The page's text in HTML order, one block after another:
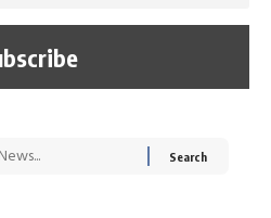
रोज एक कच्चे लहसुन